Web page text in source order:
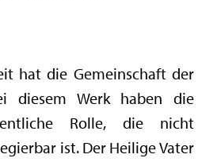
hat die Gemeinschaft der
diesem Werk haben die
Rolle, die nicht
ist. Der Heilige Vater